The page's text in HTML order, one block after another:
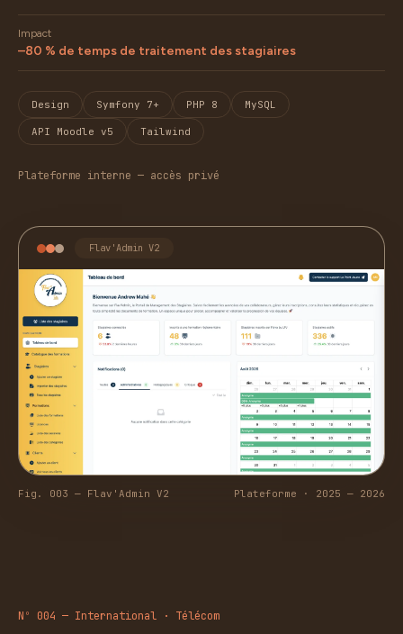
Impact
–80 % de temps de traitement des stagiaires
Design Symfony 7+ PHP 8 MySQL
API Moodle v5 Tailwind
Plateforme interne — accès privé
Flav'Admin V2
Fig. 003 — Flav'Admin V2 Plateforme · 2025 — 2026
Nº 004 — International · Télécom